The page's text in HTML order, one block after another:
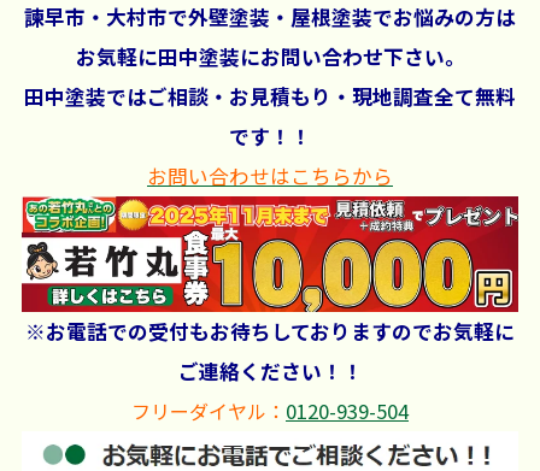
諫早市・大村市で外壁塗装・屋根塗装でお悩みの方は
お気軽に田中塗装にお問い合わせ下さい。
田中塗装ではご相談・お見積もり・現地調査全て無料
です！！
お問い合わせはこちらから
※お電話での受付もお待ちしておりますのでお気軽に
ご連絡ください！！
フリーダイヤル： 0120-939-504